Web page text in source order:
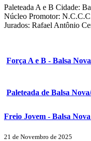
Paleteada A e B Cidade:
Núcleo Promotor:
Jurados: Rafael Antônio
Força A e B - Balsa
Paleteada de Balsa
Freio Jovem - Balsa
21 de Novembro de 2025